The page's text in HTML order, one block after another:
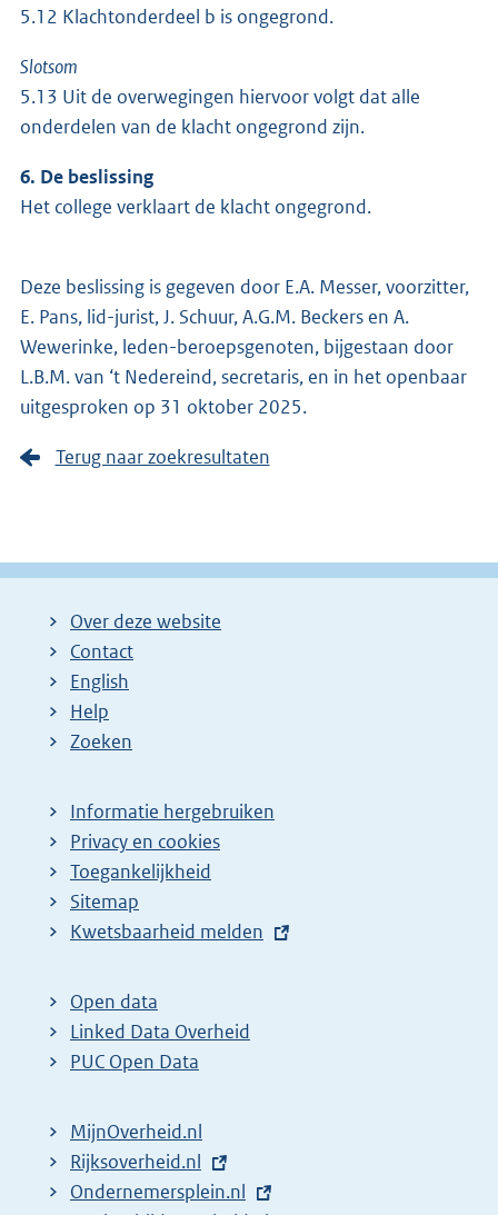
5.12 Klachtonderdeel b is ongegrond.
Slotsom
5.13 Uit de overwegingen hiervoor volgt dat alle
onderdelen van de klacht ongegrond zijn.
6. De beslissing
Het college verklaart de klacht ongegrond.
Deze beslissing is gegeven door E.A. Messer, voorzitter,
E. Pans, lid-jurist, J. Schuur, A.G.M. Beckers en A.
Wewerinke, leden-beroepsgenoten, bijgestaan door
L.B.M. van ‘t Nedereind, secretaris, en in het openbaar
uitgesproken op 31 oktober 2025.
Terug naar zoekresultaten
Over deze website
Contact
English
Help
Zoeken
Informatie hergebruiken
Privacy en cookies
Toegankelijkheid
Sitemap
E
t
e
r
l
i
n
Kwetsbaarheid melden
Open data
Linked Data Overheid
PUC Open Data
MijnOverheid.nl
E
x
Rijksoverheid.nl
E
Ondernemersplein.nl